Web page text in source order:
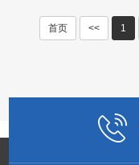
首页 << 1